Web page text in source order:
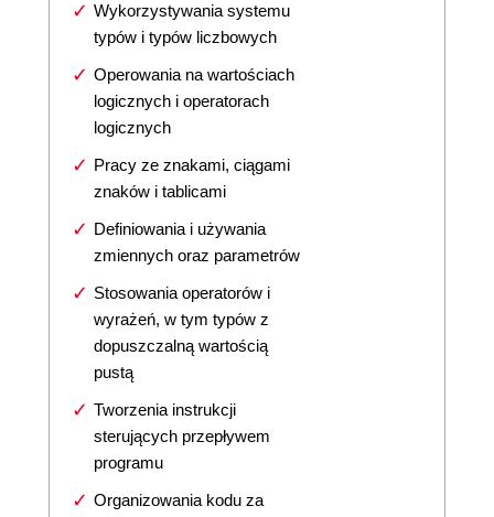
Wykorzystywania systemu
typów i typów liczbowych
Operowania na wartościach
logicznych i operatorach
logicznych
Pracy ze znakami, ciągami
znaków i tablicami
Definiowania i używania
zmiennych oraz parametrów
Stosowania operatorów i
wyrażeń, w tym typów z
dopuszczalną wartością
pustą
Tworzenia instrukcji
sterujących przepływem
programu
Organizowania kodu za